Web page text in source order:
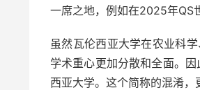
一席之地，例如在2025年QS
虽然瓦伦西亚大学在农业科
学术重心更加分散和全面。
西亚大学。这个简称的混淆，